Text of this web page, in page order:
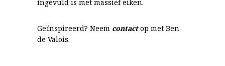
ingevuld is met massief eiken.
Geïnspireerd? Neem contactop met Ben
de Valois.